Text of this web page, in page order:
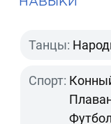
Танцы:
Спорт: